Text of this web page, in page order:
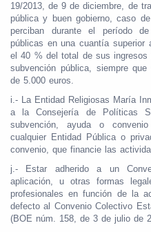
19/2013, de 9 de diciembre, de
pública y buen gobierno, caso
perciban durante el período
públicas en una cuantía superior
el 40 % del total de sus ingresos
subvención pública, siempre
de 5.000 euros.
i.- La Entidad Religiosas María
a la Consejería de Políticas
subvención, ayuda o
cualquier Entidad Pública o
convenio, que financie las
j.- Estar adherido a un
aplicación, u otras formas
profesionales en función de la
defecto al Convenio Colectivo
(BOE núm. 158, de 3 de julio de